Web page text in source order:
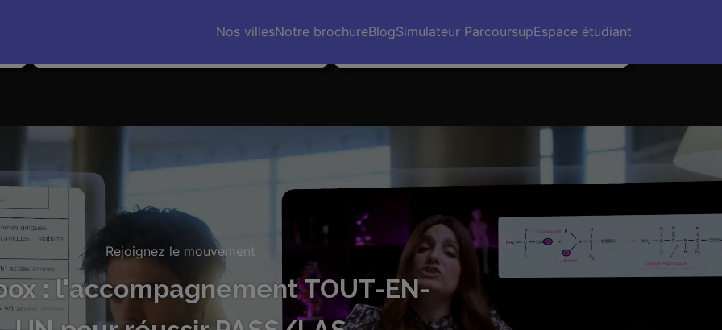
Nos villesNotre brochureBlogSimulateur ParcoursupEspace étudiant
recommanderais Medibox. J’ai fini 134e, sans vous
vous. Pour moi, c’est la même capacité qu’une
Rejoignez le mouvement
: l'accompagnement TOUT-EN-